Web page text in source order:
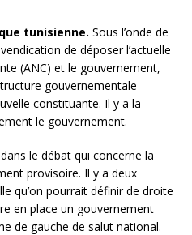
tunisienne. Sous l’onde de
de déposer l’actuelle
(ANC) et le gouvernement,
gouvernementale
constituante. Il y a la
le gouvernement.
le débat qui concerne la
provisoire. Il y a deux
qu’on pourrait définir de droite
en place un gouvernement
de gauche de salut national.